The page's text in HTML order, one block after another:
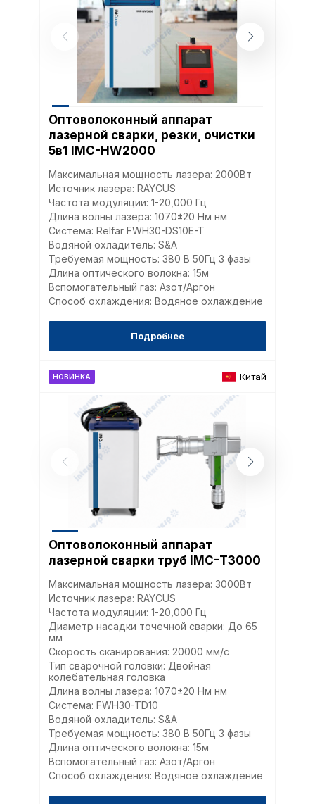
Оптоволоконный аппарат
лазерной сварки, резки, очистки
5в1 IMC-HW2000
Максимальная мощность лазера: 2000Вт
Источник лазера: RAYCUS
Частота модуляции: 1-20,000 Гц
Длина волны лазера: 1070±20 Нм нм
Система: Relfar FWH30-DS10E-T
Водяной охладитель: S&A
Требуемая мощность: 380 В 50Гц 3 фазы
Длина оптического волокна: 15м
Вспомогательный газ: Азот/Аргон
Способ охлаждения: Водяное охлаждение
Подробнее
НОВИНКА Китай
Оптоволоконный аппарат
лазерной сварки труб IMC-Т3000
Максимальная мощность лазера: 3000Вт
Источник лазера: RAYCUS
Частота модуляции: 1-20,000 Гц
Диаметр насадки точечной сварки: До 65
мм
Скорость сканирования: 20000 мм/с
Тип сварочной головки: Двойная
колебательная головка
Длина волны лазера: 1070±20 Нм нм
Система: FWH30-TD10
Водяной охладитель: S&A
Требуемая мощность: 380 В 50Гц 3 фазы
Длина оптического волокна: 15м
Вспомогательный газ: Азот/Аргон
Способ охлаждения: Водяное охлаждение